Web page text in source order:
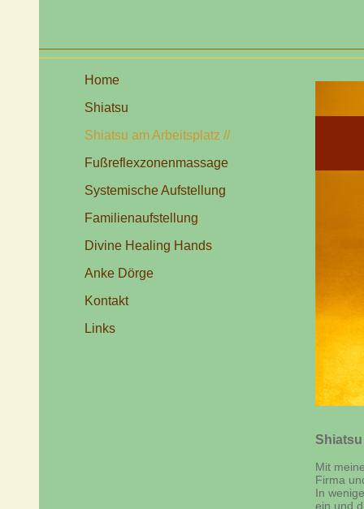
Home
Shiatsu
Shiatsu am Arbeitsplatz //
Fußreflexzonenmassage
Systemische Aufstellung
Familienaufstellung
Divine Healing Hands
Anke Dörge
Kontakt
Links
Mit
Firma
In
ein und